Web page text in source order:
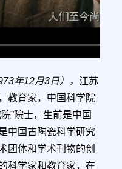
年12月3日）， 江苏
教育家， 中国科学院
”院士，生前是中国
中国古陶瓷科学研究
团体和学术刊物的创
科学家和教育家，在